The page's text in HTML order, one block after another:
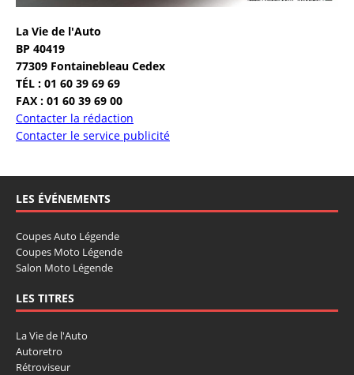
La Vie de l'Auto
BP 40419
77309 Fontainebleau Cedex
TÉL : 01 60 39 69 69
FAX : 01 60 39 69 00
Contacter la rédaction
Contacter le service publicité
LES ÉVÉNEMENTS
Coupes Auto Légende
Coupes Moto Légende
Salon Moto Légende
LES TITRES
La Vie de l'Auto
Autoretro
Rétroviseur